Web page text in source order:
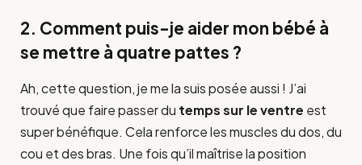
2. Comment puis-je aider mon bébé à
se mettre à quatre pattes ?
Ah, cette question, je me la suis posée aussi ! J’ai
trouvé que faire passer du temps sur le ventre est
super bénéfique. Cela renforce les muscles du dos, du
cou et des bras. Une fois qu’il maîtrise la position